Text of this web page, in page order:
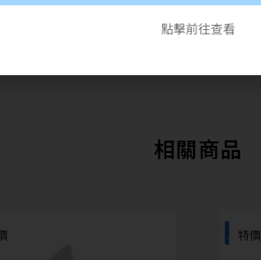
相關商品
特價
點擊前往查看